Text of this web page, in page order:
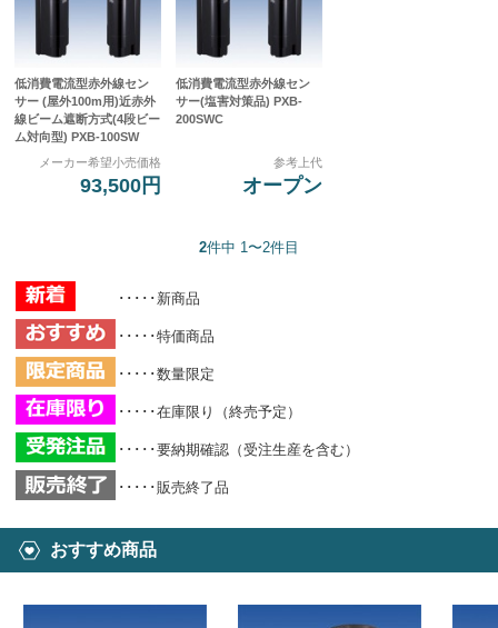
低消費電流型赤外線セン
サー (屋外100m用)近赤外
線ビーム遮断方式(4段ビー
ム対向型) PXB-100SW
メーカー希望小売価格
93,500円
低消費電流型赤外線セン
サー(塩害対策品) PXB-
200SWC
参考上代
オープン
2件中 1〜2件目
･････新商品
･････特価商品
･････数量限定
･････在庫限り（終売予定）
･････要納期確認（受注生産を含む）
･････販売終了品
おすすめ商品